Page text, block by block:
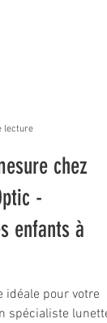
lecture
chez
-
enfants à
idéale pour votre
spécialiste